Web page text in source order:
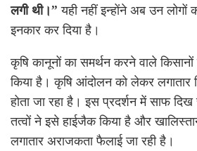
लगी थी।” यही नहीं इन्होंने अब उन लोगों
इनकार कर दिया है।
कृषि कानूनों का समर्थन करने वाले किसानों
किया है। कृषि आंदोलन को लेकर लगातार
होता जा रहा है। इस प्रदर्शन में साफ
तत्वों ने इसे हाईजैक किया है और
लगातार अराजकता फैलाई जा रही है।